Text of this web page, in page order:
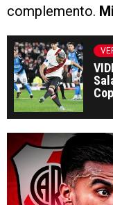
complemento.